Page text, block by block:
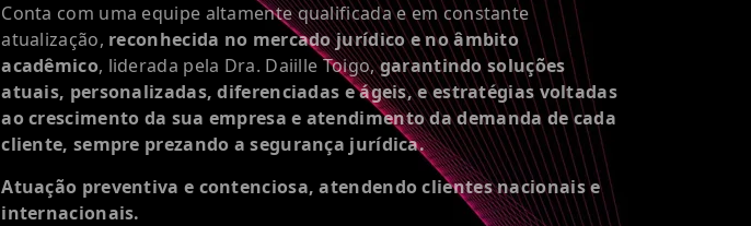
Conta com uma equipe altamente qualificada e em constante
atualização, reconhecida no mercado jurídico e no âmbito
acadêmico, liderada pela Dra. Daiille Toigo,garantindo soluções
atuais, personalizadas, diferenciadas e ágeis, e estratégias voltadas
ao crescimento da sua empresa e atendimento da demanda de cada
cliente, sempre prezando a segurança jurídica.
Atuação preventiva e contenciosa, atendendo clientes nacionais e
internacionais.